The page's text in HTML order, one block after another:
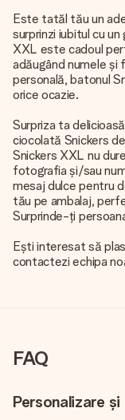
Este tatăl tău un
surprinzi iubitul cu
XXL este cadoul
adăugând numele
personală, batonul
orice ocazie.
Surpriza ta
ciocolată Snickers
Snickers XXL nu
fotografia și/sau
mesaj dulce pentru
tău pe ambalaj,
Surprinde-ți
Ești interesat să
contactezi echipa
FAQ
Personalizare